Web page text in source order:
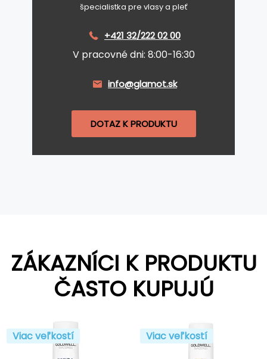
špecialistka pre vlasy a pleť
+421 32/222 02 00
V pracovné dni: 8:00-16:30
info@glamot.sk
DOTAZ K PRODUKTU
ZÁKAZNÍCI K PRODUKTU
ČASTO KUPUJÚ
Viac veľkostí Viac veľkostí